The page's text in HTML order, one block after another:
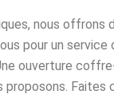
nous
pour un
ouverture